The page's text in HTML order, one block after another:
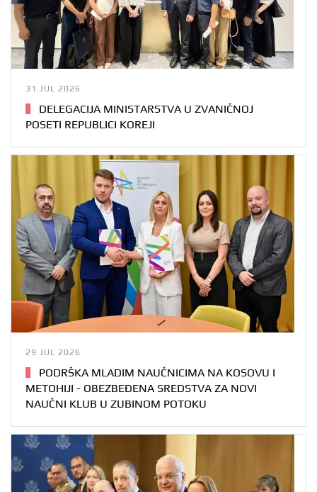
31 JUL 2026
DELEGACIJA MINISTARSTVA U ZVANIČNOJ
POSETI REPUBLICI KOREJI
29 JUL 2026
PODRŠKA MLADIM NAUČNICIMA NA KOSOVU I
METOHIJI - OBEZBEĐENA SREDSTVA ZA NOVI
NAUČNI KLUB U ZUBINOM POTOKU